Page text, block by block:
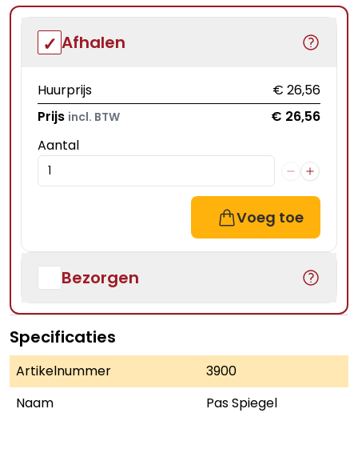
Afhalen
Huurprijs
€ 26,56
Prijs incl. BTW
€ 26,56
Aantal
Voeg toe
Bezorgen
Specificaties
Artikelnummer
3900
Naam
Pas Spiegel